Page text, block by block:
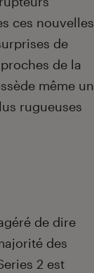
ces nouvelles
de
de la
même un
rugueuses
de dire
des
2 est